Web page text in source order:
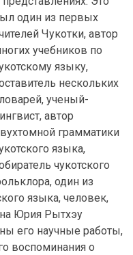
один из первых
Чукотки, автор
учебников по
языку,
нескольких
ученый-
автор
грамматики
языка,
чукотского
один из
языка, человек,
Юрия Рытхэу
его научные работы,
воспоминания о